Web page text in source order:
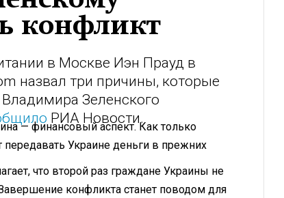
конфликт
в Москве Иэн Прауд в
назвал три причины, которые
Зеленского
РИА Новости.
— финансовый аспект. Как только
Украине деньги в прежних
что второй раз граждане Украины не
конфликта станет поводом для